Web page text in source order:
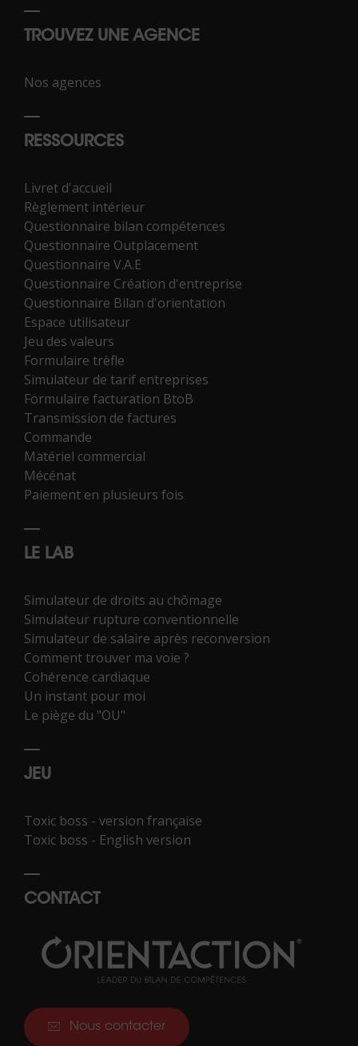
TROUVEZ UNE AGENCE
Nos agences
RESSOURCES
Livret d'accueil
Règlement intérieur
Questionnaire bilan compétences
Questionnaire Outplacement
Questionnaire V.A.E
Questionnaire Création d'entreprise
Questionnaire Bilan d'orientation
Espace utilisateur
Jeu des valeurs
Formulaire trèfle
Simulateur de tarif entreprises
Formulaire facturation BtoB
Transmission de factures
Commande
Matériel commercial
Mécénat
Paiement en plusieurs fois
LE LAB
Simulateur de droits au chômage
Simulateur rupture conventionnelle
Simulateur de salaire après reconversion
Comment trouver ma voie ?
Cohérence cardiaque
Un instant pour moi
Le piège du "OU"
JEU
Toxic boss - version française
Toxic boss - English version
CONTACT
Nous contacter